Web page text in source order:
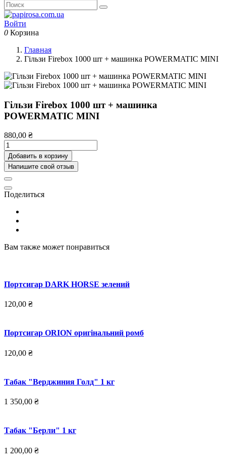
Войти
0 Корзина
Главная
Гільзи Firebox 1000 шт + машинка POWERMATIC MINI
Гільзи Firebox 1000 шт + машинка
POWERMATIC MINI
880,00 ₴
Добавить в корзину
Напишите свой отзыв
Поделиться
Вам также может понравиться
Портсигар DARK HORSE зелений
120,00 ₴
Портсигар ORION оригінальний ромб
120,00 ₴
Табак "Верджиния Голд" 1 кг
1 350,00 ₴
Табак "Берли" 1 кг
1 200,00 ₴